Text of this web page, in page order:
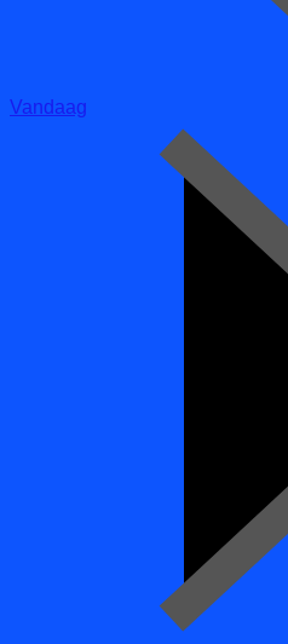
Vandaag